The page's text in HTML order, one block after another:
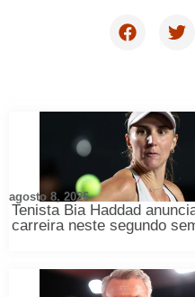
Tenista Bia Haddad
carreira neste segundo
agosto 8, 2026